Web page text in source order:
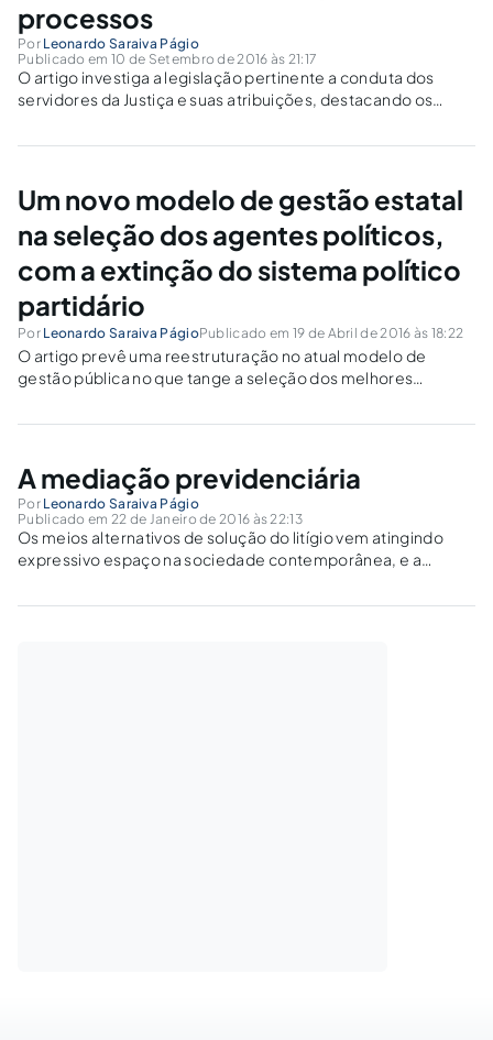
processos
Por Leonardo Saraiva Págio
Publicado em 10 de Setembro de 2016 às 21:17
O artigo investiga a legislação pertinente a conduta dos
servidores da Justiça e suas atribuições, destacando os
que norteiam o comportamento esperado para celeridade
Um novo modelo de gestão estatal
na seleção dos agentes políticos,
com a extinção do sistema político
partidário
Por Leonardo Saraiva PágioPublicado em 19 de Abril de 2016 às 18:22
O artigo prevê uma reestruturação no atual modelo de
gestão pública no que tange a seleção dos melhores
federativos, através do concurso público para os agentes
A mediação previdenciária
Por Leonardo Saraiva Págio
Publicado em 22 de Janeiro de 2016 às 22:13
Os meios alternativos de solução do litígio vem atingindo
expressivo espaço na sociedade contemporânea, e a
as relações de negociação entre as partes, com a finalidade